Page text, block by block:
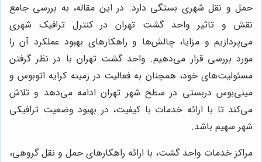
حمل و نقل شهری بستگی دارد. در این مقاله، به بررسی جامع
نقش و تاثیر واحد گشت تهران در کنترل ترافیک شهری
می‌پردازیم و مزایا، چالش‌ها و راهکارهای بهبود عملکرد آن را
مورد بررسی قرار می‌دهیم. واحد گشت تهران با در نظر گرفتن
مسئولیت‌های خود، همچنان به فعالیت در زمینه کرایه اتوبوس و
مینی‌بوس دربستی در سطح شهر تهران ادامه می‌دهد و تلاش
می‌کند تا با ارائه خدمات با کیفیت، در بهبود وضعیت ترافیکی
شهر سهیم باشد.
مراکز خدمات واحد گشت، با ارائه راهکارهای حمل و نقل گروهی،